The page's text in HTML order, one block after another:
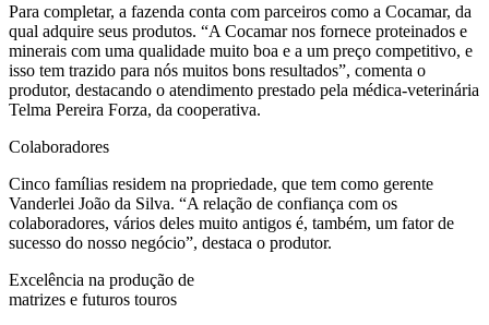
Para completar, a fazenda conta com parceiros como a Cocamar, da
qual adquire seus produtos. “A Cocamar nos fornece proteinados e
minerais com uma qualidade muito boa e a um preço competitivo, e
isso tem trazido para nós muitos bons resultados”, comenta o
produtor, destacando o atendimento prestado pela médica-veterinária
Telma Pereira Forza, da cooperativa.
Colaboradores
Cinco famílias residem na propriedade, que tem como gerente
Vanderlei João da Silva. “A relação de confiança com os
colaboradores, vários deles muito antigos é, também, um fator de
sucesso do nosso negócio”, destaca o produtor.
Excelência na produção de
matrizes e futuros touros